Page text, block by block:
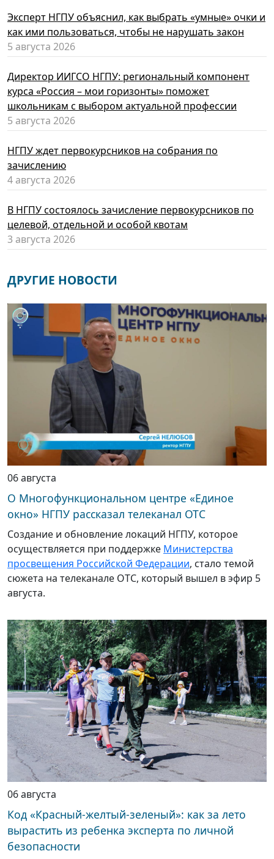
Эксперт НГПУ объяснил, как выбрать «умные» очки и
как ими пользоваться, чтобы не нарушать закон
5 августа 2026
Директор ИИГСО НГПУ: региональный компонент
курса «Россия – мои горизонты» поможет
школьникам с выбором актуальной профессии
5 августа 2026
НГПУ ждет первокурсников на собрания по
зачислению
4 августа 2026
В НГПУ состоялось зачисление первокурсников по
целевой, отдельной и особой квотам
3 августа 2026
ДРУГИЕ НОВОСТИ
06 августа
О Многофункциональном центре «Единое
окно» НГПУ рассказал телеканал ОТС
Создание и обновление локаций НГПУ, которое
осуществляется при поддержке Министерства
просвещения Российской Федерации, стало темой
сюжета на телеканале ОТС, который вышел в эфир 5
августа.
06 августа
Код «Красный-желтый-зеленый»: как за лето
вырастить из ребенка эксперта по личной
безопасности